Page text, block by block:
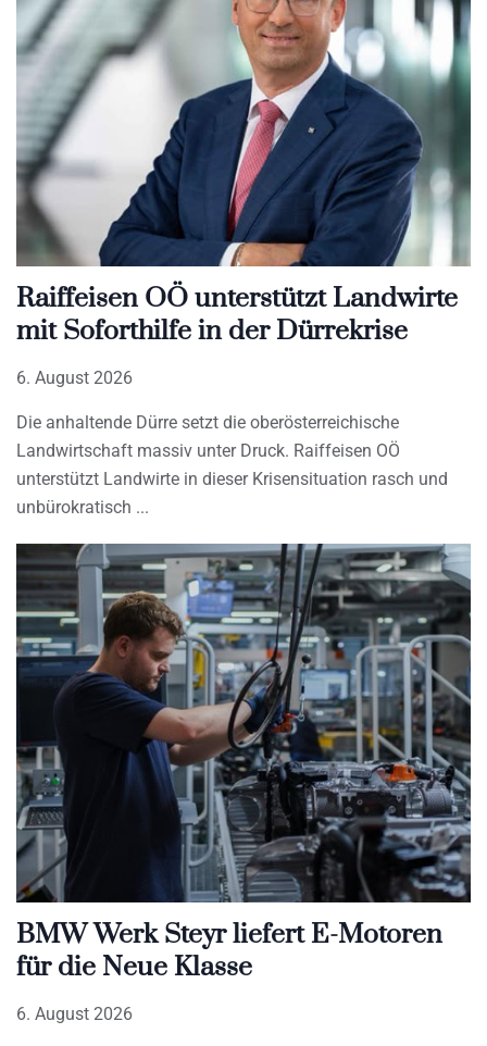
Raiffeisen OÖ unterstützt Landwirte
mit Soforthilfe in der Dürrekrise
6. August 2026
Die anhaltende Dürre setzt die oberösterreichische
Landwirtschaft massiv unter Druck. Raiffeisen OÖ
unterstützt Landwirte in dieser Krisensituation rasch und
unbürokratisch
BMW Werk Steyr liefert E-Motoren
für die Neue Klasse
6. August 2026